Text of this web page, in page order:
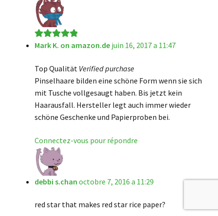
Note 5sur 5
Mark K. on amazon.de juin 16, 2017 a 11:47
Top Qualität Verified purchase
Pinselhaare bilden eine schöne Form wenn sie sich
mit Tusche vollgesaugt haben. Bis jetzt kein
Haarausfall. Hersteller legt auch immer wieder
schöne Geschenke und Papierproben bei.
Connectez-vous pour répondre
debbi s.chan octobre 7, 2016 a 11:29
red star that makes red star rice paper?